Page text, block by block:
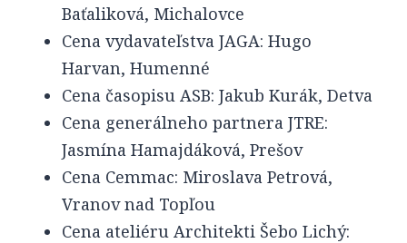
Baťaliková, Michalovce
Cena vydavateľstva JAGA: Hugo
Harvan, Humenné
Cena časopisu ASB: Jakub Kurák, Detva
Cena generálneho partnera JTRE:
Jasmína Hamajdáková, Prešov
Cena Cemmac: Miroslava Petrová,
Vranov nad Topľou
Cena ateliéru Architekti Šebo Lichý: